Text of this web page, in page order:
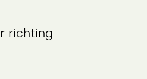
richting